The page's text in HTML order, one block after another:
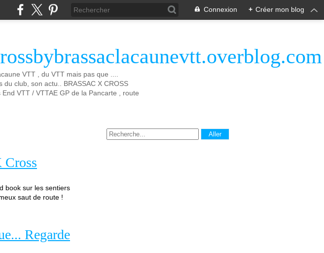
Connexion + Créer mon blog
VTT , du VTT mais pas que ....
du club, son actu.. BRASSAC X CROSS
End VTT / VTTAE GP de la Pancarte , route
Cross
book sur les sentiers
saut de route !
Regarde